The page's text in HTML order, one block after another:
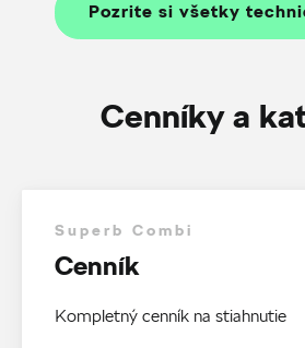
Pozrite si všetky
Cenníky a
Superb Combi
Cenník
Kompletný cenník na stiahnutie